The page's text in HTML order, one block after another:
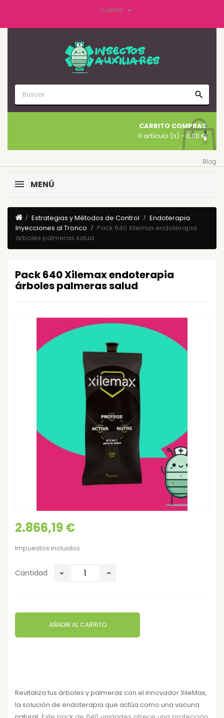
Cuenta 
search
CARRITO COMPRAS
0 artículo (s) - 0,00 €
Blog
MENÚ
Estrategias y Métodos de Control
Endoterapia.
Inyecciones al Tronco
Pack 640 Xilemax endoterapia
árboles palmeras salud
Pack 640 Xilemax endoterapia
árboles palmeras salud
2.866,19 €
Impuestos incluidos
Cantidad
AÑADIR AL CARRITO
Revitaliza tus árboles y palmeras con el innovador XileMax,
la solución de endoterapia que actúa como una vacuna